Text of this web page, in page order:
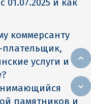
01.07.2025 и как
коммерсанту
плательщик,
услуги и
памятников и